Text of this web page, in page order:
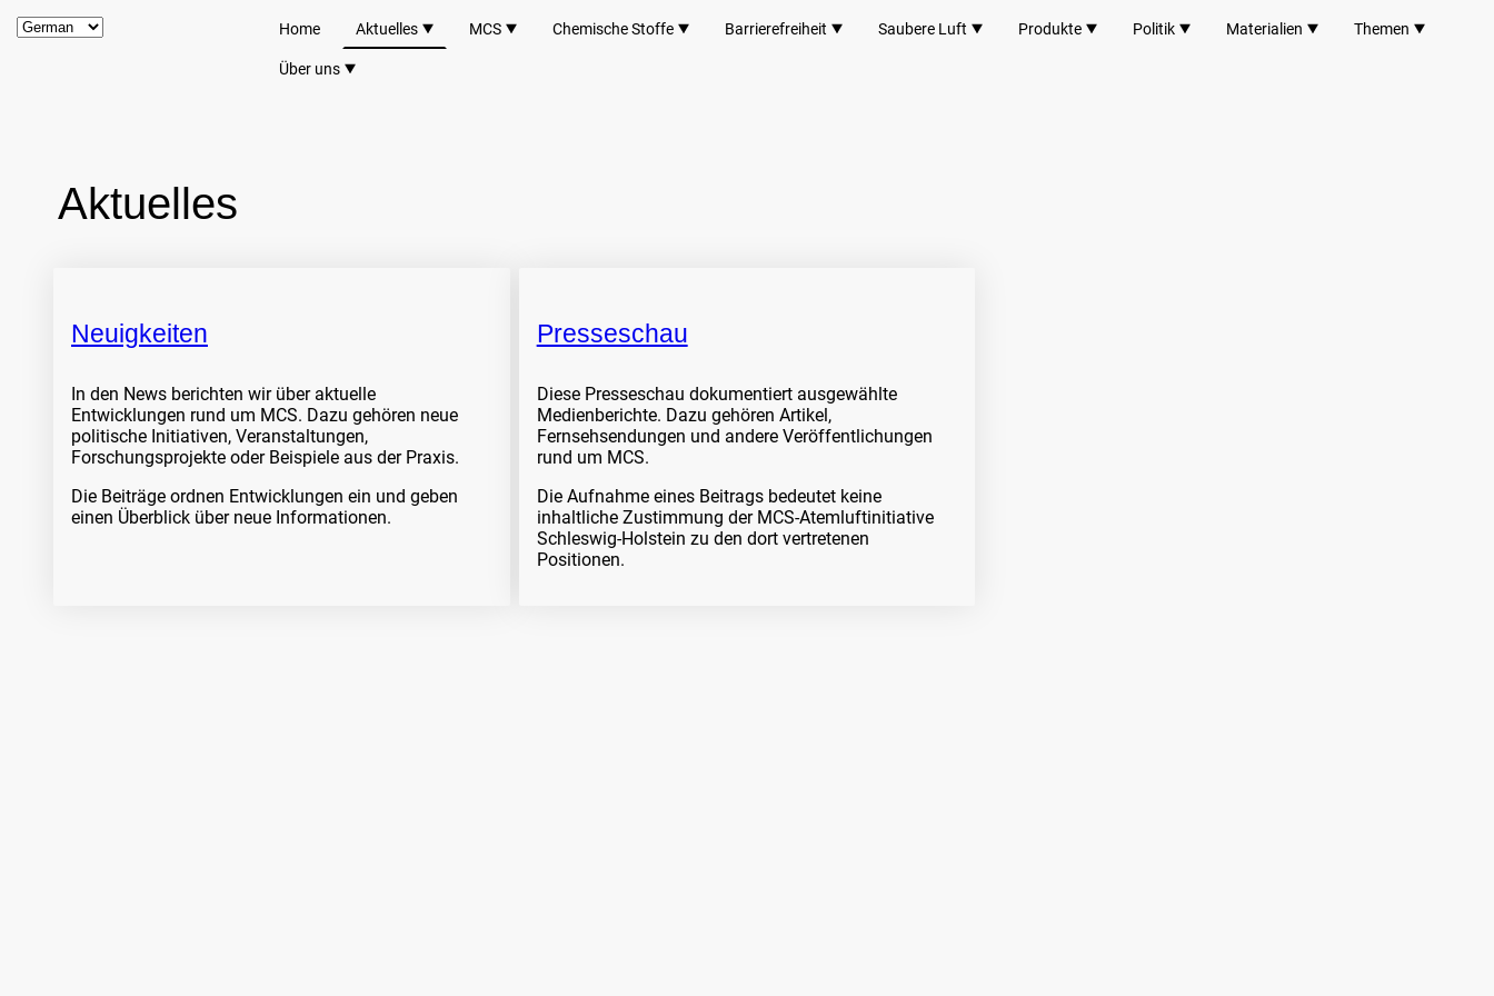
Home Aktuelles MCS Chemische Stoffe Barrierefreiheit Saubere Luft Produkte Politik Materialien Themen
Über uns
Aktuelles
Neuigkeiten
In den News berichten wir über aktuelle
Entwicklungen rund um MCS. Dazu gehören neue
politische Initiativen, Veranstaltungen,
Forschungsprojekte oder Beispiele aus der Praxis.
Die Beiträge ordnen Entwicklungen ein und geben
einen Überblick über neue Informationen.
Presseschau
Diese Presseschau dokumentiert ausgewählte
Medienberichte. Dazu gehören Artikel,
Fernsehsendungen und andere Veröffentlichungen
rund um MCS.
Die Aufnahme eines Beitrags bedeutet keine
inhaltliche Zustimmung der MCS-Atemluftinitiative
Schleswig-Holstein zu den dort vertretenen
Positionen.